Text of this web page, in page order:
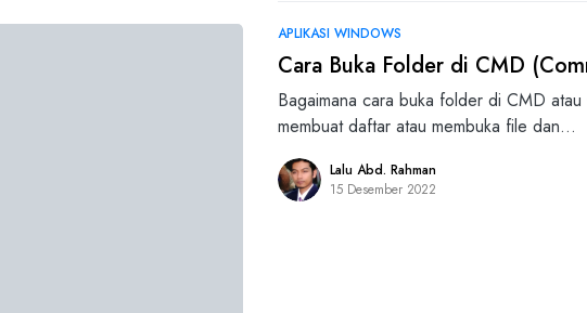
APLIKASI WINDOWS
Cara Buka Folder di CMD
Bagaimana cara buka folder di CMD
membuat daftar atau membuka file dan…
Lalu Abd. Rahman
15 Desember 2022